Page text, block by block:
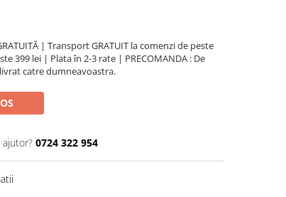
| Transport GRATUIT la comenzi de peste
399 lei | Plata în 2-3 rate | PRECOMANDA : De
catre dumneavoastra.
0724 322 954